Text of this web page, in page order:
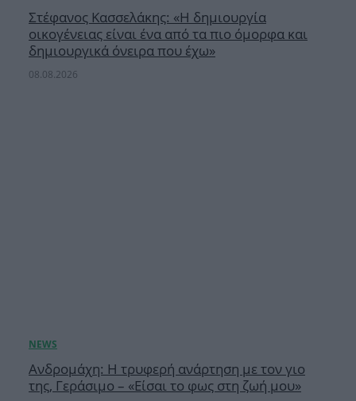
Στέφανος Κασσελάκης: «Η δημιουργία
οικογένειας είναι ένα από τα πιο όμορφα και
δημιουργικά όνειρα που έχω»
08.08.2026
Ανδρομάχη: Η τρυφερή ανάρτηση με τον γιο
της, Γεράσιμο – «Είσαι το φως στη ζωή μου»